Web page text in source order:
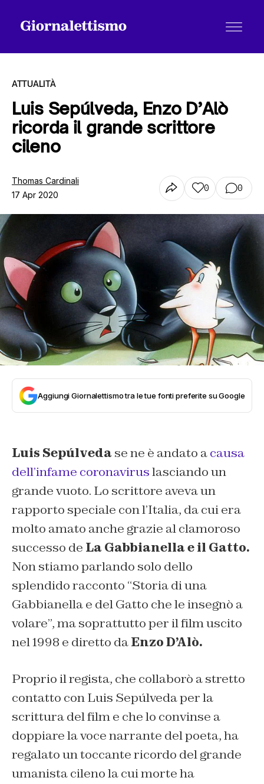
Tutti gli articoli
Chi siamo
ATTUALITÀ
Luis Sepúlveda, Enzo D’Alò
ricorda il grande scrittore
cileno
Thomas Cardinali
17 Apr 2020
0 0
Aggiungi Giornalettismo tra le tue fonti preferite su Google
Luis Sepúlveda se ne è andato acausa
dell’infame coronaviruslasciando un
grande vuoto. Lo scrittore aveva un
rapporto speciale con l’Italia, da cui era
molto amato anche grazie al clamoroso
successo de La Gabbianella e il Gatto.
Non stiamo parlando solo dello
splendido racconto “Storia di una
Gabbianella e del Gatto che le insegnò a
volare”, ma soprattutto per il film uscito
nel 1998 e diretto daEnzo D’Alò.
Proprio il regista, che collaborò a stretto
contatto con Luis Sepúlveda per la
scrittura del film e che lo convinse a
doppiare la voce narrante del poeta, ha
regalato un toccante ricordo del grande
umanista cileno la cui morte ha